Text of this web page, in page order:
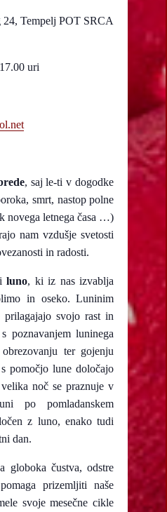
Tempelj POT SRCA
uri
, saj le-ti v dogodke
smrt, nastop polne
novega letnega časa …)
nam vzdušje svetosti
in radosti.
luno, ki iz nas izvablja
in oseko. Luninim
svojo rast in
poznavanjem luninega
ter gojenju
pomočjo lune določajo
noč se praznuje v
po pomladanskem
z luno, enako tudi
dan.
globoka čustva, odstre
prizemljiti naše
svoje mesečne cikle